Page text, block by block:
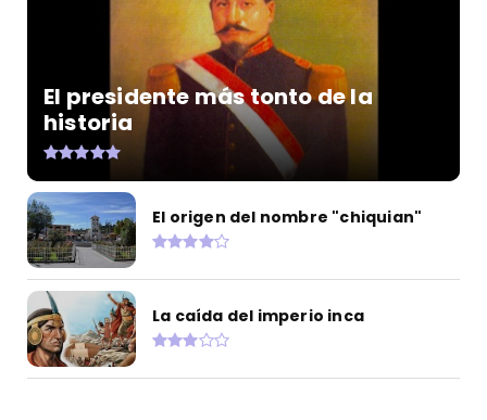
El presidente más tonto de la
historia
El origen del nombre "chiquian"
La caída del imperio inca